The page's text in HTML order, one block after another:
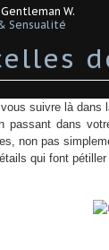
W.
Sensualité
suivre là
passant dans
non pas
qui font pétiller